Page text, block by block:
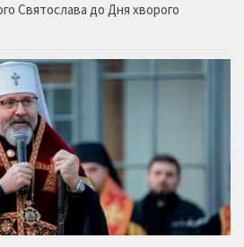
Святослава до Дня хворого